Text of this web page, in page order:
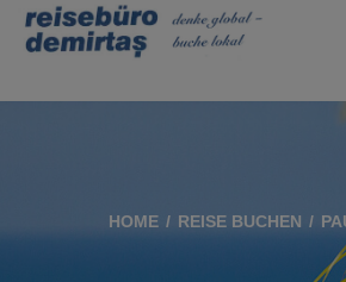
HOME REISE BUCHEN